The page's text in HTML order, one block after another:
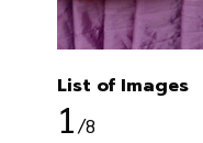
List of Images
1/8